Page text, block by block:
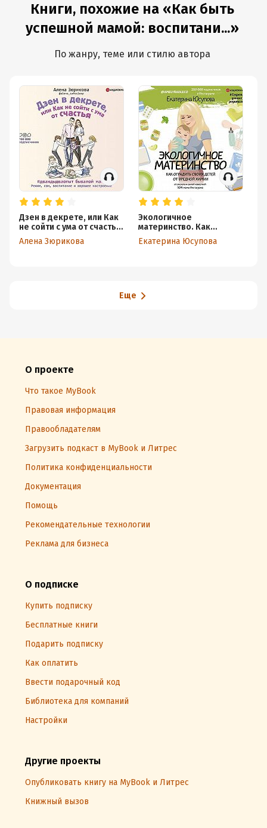
Книги, похожие на «Как быть
успешной мамой: воспитани...»
По жанру, теме или стилю автора
Дзен в декрете, или Как
не сойти с ума от счастья.
Режим, сон, воспитание и
хорошее настроение
Алена Зюрикова
Экологичное
материнство. Как
оградить своих детей от
вредной химии
Екатерина Юсупова
Еще
О проекте
Что такое MyBook
Правовая информация
Правообладателям
Загрузить подкаст в MyBook и Литрес
Политика конфиденциальности
Документация
Помощь
Рекомендательные технологии
Реклама для бизнеса
О подписке
Купить подписку
Бесплатные книги
Подарить подписку
Как оплатить
Ввести подарочный код
Библиотека для компаний
Настройки
Другие проекты
Опубликовать книгу на MyBook и Литрес
Книжный вызов